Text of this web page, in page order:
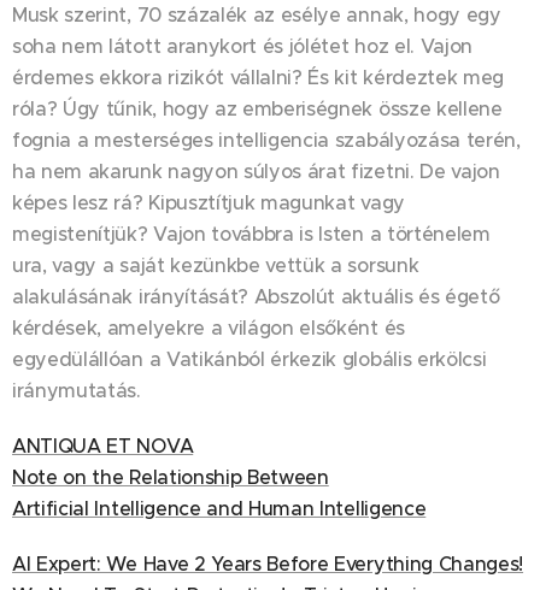
Musk szerint, 70 százalék az esélye annak, hogy egy
soha nem látott aranykort és jólétet hoz el. Vajon
érdemes ekkora rizikót vállalni? És kit kérdeztek meg
róla? Úgy tűnik, hogy az emberiségnek össze kellene
fognia a mesterséges intelligencia szabályozása terén,
ha nem akarunk nagyon súlyos árat fizetni. De vajon
képes lesz rá? Kipusztítjuk magunkat vagy
megistenítjük? Vajon továbbra is Isten a történelem
ura, vagy a saját kezünkbe vettük a sorsunk
alakulásának irányítását? Abszolút aktuális és égető
kérdések, amelyekre a világon elsőként és
egyedülállóan a Vatikánból érkezik globális erkölcsi
iránymutatás.
ANTIQUA ET NOVA
Note on the Relationship Between
Artificial Intelligence and Human Intelligence
AI Expert: We Have 2 Years Before Everything Changes!